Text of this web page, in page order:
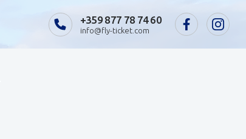
+359 877 78 74 60
info@fly-ticket.com